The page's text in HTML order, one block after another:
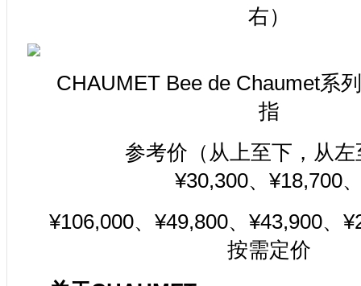
右）
CHAUMET Bee de Chaumet系
指
参考价（从上至下，从
¥30,300、¥18,700
¥106,000、¥49,800、¥43,900、
按需定价